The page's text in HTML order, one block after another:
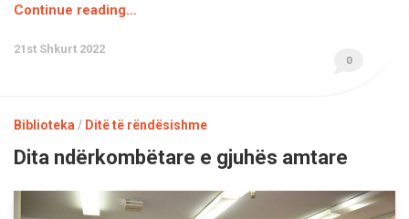
Continue reading…
21st Shkurt 2022
0
Biblioteka / Ditë të rëndësishme
Dita ndërkombëtare e gjuhës amtare